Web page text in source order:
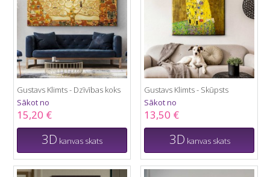
Gustavs Klimts - Dzīvības koks
Sākot no
15,20 €
3D kanvas skats
Gustavs Klimts - Skūpsts
Sākot no
13,50 €
3D kanvas skats